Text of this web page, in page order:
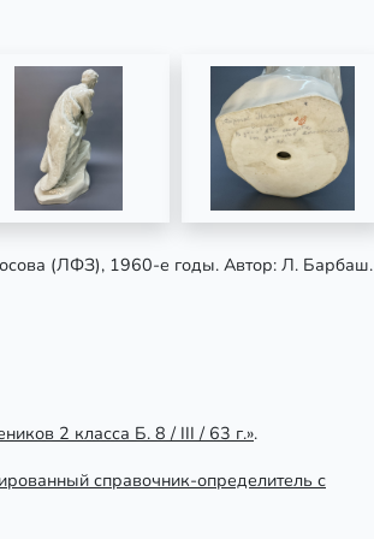
(ЛФЗ), 1960-е годы. Автор: Л. Барбаш.
2 класса Б. 8 / III / 63 г.».
справочник-определитель с